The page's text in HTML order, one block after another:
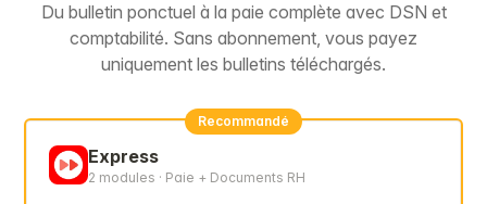
Du bulletin ponctuel à la paie complète avec DSN et
comptabilité. Sans abonnement, vous payez
uniquement les bulletins téléchargés.
Recommandé
Express
2 modules · Paie + Documents RH